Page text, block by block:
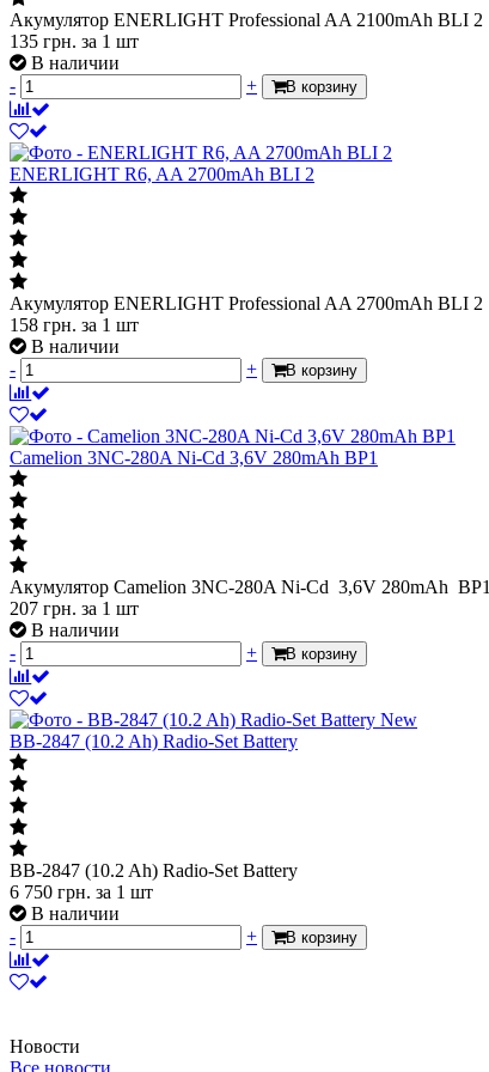
Акумулятор ENERLIGHT Professional AA 2100mAh BLI 2
135 грн. за 1 шт
В наличии
-
+ В корзину
ENERLIGHT R6, AA 2700mAh BLI 2
Акумулятор ENERLIGHT Professional AA 2700mAh BLI 2
158 грн. за 1 шт
В наличии
-
+ В корзину
Camelion 3NC-280A Ni-Cd 3,6V 280mAh BP1
Акумулятор Camelion 3NC-280A Ni-Cd 3,6V 280mAh BP1
207 грн. за 1 шт
В наличии
-
+ В корзину
New
BB-2847 (10.2 Ah) Radio-Set Battery
BB-2847 (10.2 Ah) Radio-Set Battery
6 750 грн. за 1 шт
В наличии
-
+ В корзину
Новости
Все новости